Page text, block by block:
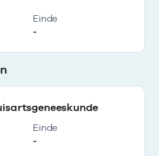
Einde
-
Einde
-